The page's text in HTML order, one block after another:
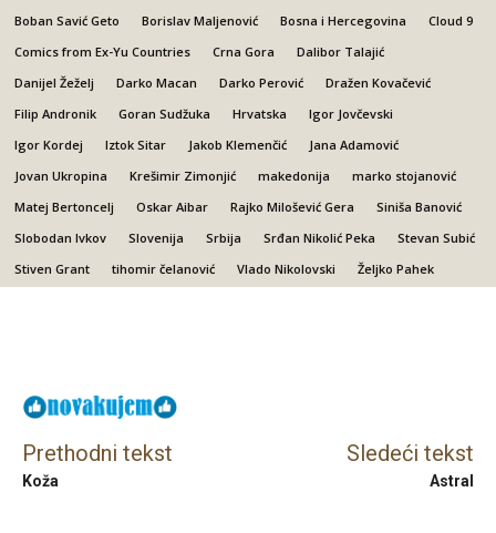
Boban Savić Geto
Borislav Maljenović Bosna i Hercegovina
Cloud 9
Comics from Ex-Yu Countries
Crna Gora
Dalibor Talajić
Danijel Žeželj
Darko Macan Darko Perović
Dražen Kovačević
Filip Andronik
Goran Sudžuka Hrvatska
Igor Jovčevski
Igor Kordej
Iztok Sitar Jakob Klemenčić
Jana Adamović
Jovan Ukropina
Krešimir Zimonjić makedonija
marko stojanović
Matej Bertoncelj
Oskar Aibar Rajko Milošević Gera
Siniša Banović
Slobodan Ivkov
Slovenija Srbija Srđan Nikolić Peka
Stevan Subić
Stiven Grant
tihomir čelanović Vlado Nikolovski Željko Pahek
Prethodni tekst
Koža
Sledeći tekst
Astral